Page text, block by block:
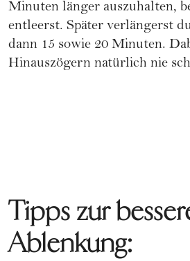
Minuten länger auszuhalten,
entleerst. Später verlängerst
dann 15 sowie 20 Minuten.
Hinauszögern natürlich nie
Tipps zur
Ablenkung: